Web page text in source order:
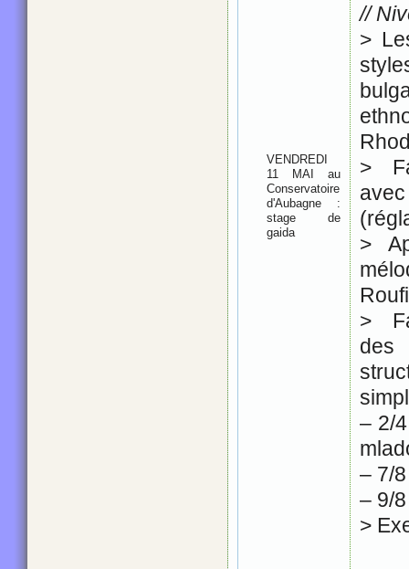
VENDREDI
11 MAI au
Conservatoire
d'Aubagne :
stage de
gaida
//
>
>
>
>
– 2/
– 7/
– 9/
>